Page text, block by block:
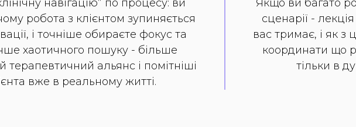
навігацію” по процесу: ви
робота з клієнтом зупиняється
і точніше обираєте фокус та
хаотичного пошуку - більше
терапевтичний альянс і помітніші
вже в реальному житті.
Якщо ви багато
сценарії -
вас тримає, і як
координати що
тільки в